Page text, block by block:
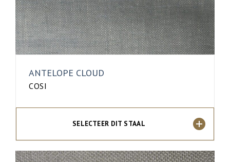
ANTELOPE CLOUD
COSI
SELECTEER DIT STAAL